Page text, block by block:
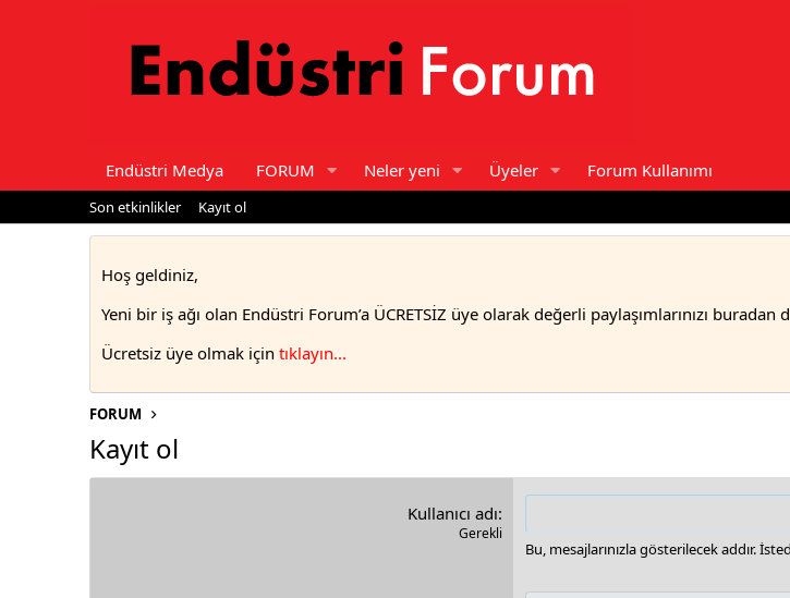
Endüstri Medya FORUM Neler yeni Üyeler Forum Kullanımı
Son etkinlikler Kayıt ol
Hoş geldiniz,
Yeni bir iş ağı olan Endüstri Forum’a ÜCRETSİZ üye olarak değerli paylaşımlarınızı
Ücretsiz üye olmak için tıklayın...
FORUM
Kayıt ol
Kullanıcı adı
Gerekli
Bu, mesajlarınızla gösterilecek addır.